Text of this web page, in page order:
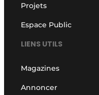
Projets
Espace Public
LIENS UTILS
Magazines
Annoncer